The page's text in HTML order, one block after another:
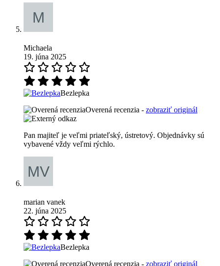
Michaela
19. júna 2025
Bezlepka
Overená recenzia - zobraziť originál
Pan majiteľ je veľmi priateľský, ústretový. Objednávky sú
vybavené vždy veľmi rýchlo.
marian vanek
22. júna 2025
Bezlepka
Overená recenzia - zobraziť originál